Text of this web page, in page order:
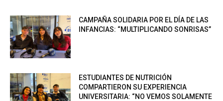
CAMPAÑA SOLIDARIA POR EL DÍA DE LAS
INFANCIAS: “MULTIPLICANDO SONRISAS”
ESTUDIANTES DE NUTRICIÓN
COMPARTIERON SU EXPERIENCIA
UNIVERSITARIA: “NO VEMOS SOLAMENTE